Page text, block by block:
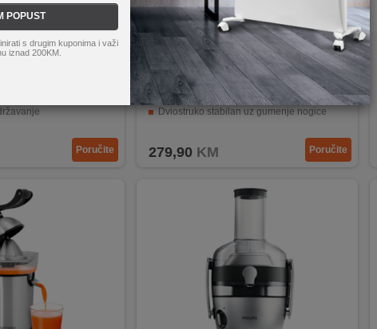
POPUST
s drugim kuponima i važi
iznad 200KM.
Poručite
Bosch MES25C0
Snaga motora od 700 W
XL otvor promjera 73 mm
Mikro filter cjedilo od nehrđajućeg čelika
Dviostruko stabilan uz gumenje nogice
279,90 KM Poručite